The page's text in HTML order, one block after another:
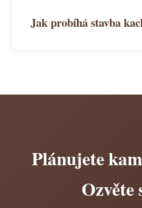
Jak probíhá stavba
Plánujete
Ozvěte